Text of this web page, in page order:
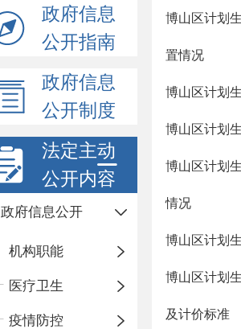
政府信息
公开指南
政府信息
公开制度
法定主动
公开内容
政府信息公开
机构职能
医疗卫生
疫情防控
博山区计划
置情况
博山区计划
博山区计划
博山区计划
情况
博山区计划
博山区计划
及计价标准